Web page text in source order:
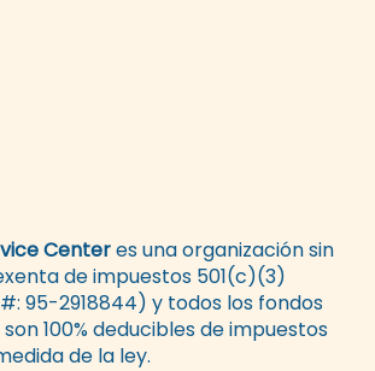
Centeres una organización sin
de impuestos 501(c)(3)
95-2918844) y todos los fondos
100% deducibles de impuestos
de la ley.